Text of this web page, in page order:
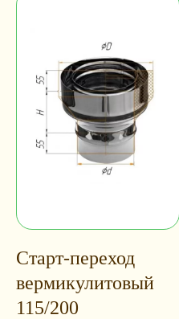
Старт-переход
вермикулитовый
115/200